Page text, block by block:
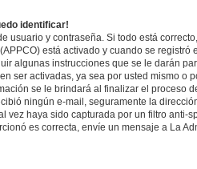
identificar!
usuario y contraseña. Si todo está
está activado y cuando se
algunas instrucciones que se le darán
ser activadas, ya sea por usted mismo o
se le brindará al finalizar el proceso
ningún e-mail, seguramente la
vez haya sido capturada por un filtro anti-
es correcta, envíe un mensaje a La